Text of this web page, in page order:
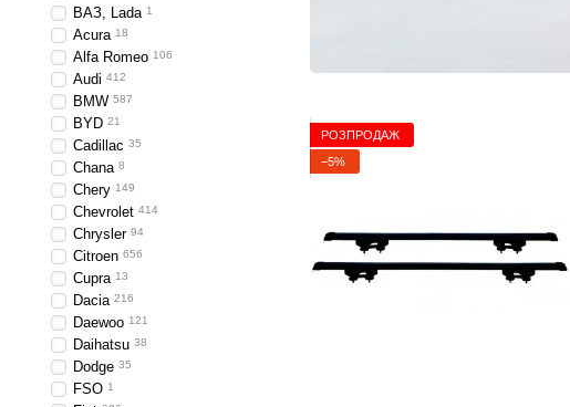
РОЗПРОДАЖ
−5%
ВАЗ, Lada 1
Acura 18
Alfa Romeo 106
Audi 412
BMW 587
BYD 21
Cadillac 35
Chana 8
Chery 149
Chevrolet 414
Chrysler 94
Citroen 656
Cupra 13
Dacia 216
Daewoo 121
Daihatsu 38
Dodge 35
FSO 1